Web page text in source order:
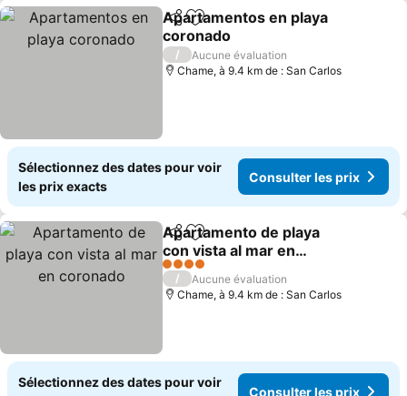
PartagerAjouter à mes favoris
Apartamentos en playa
coronado
/
Aucune évaluation
Chame, à 9.4 km de : San Carlos
Sélectionnez des dates pour voir
les prix exacts
Consulter les prix
PartagerAjouter à mes favoris
Apartamento de playa
con vista al mar en
coronado
4 Étoiles
/
Aucune évaluation
Chame, à 9.4 km de : San Carlos
Sélectionnez des dates pour voir
Consulter les prix